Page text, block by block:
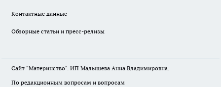
Контактные данные
Обзорные статьи и пресс-релизы
Сайт "Материнство". ИП Малышева Анна Владимировна.
По редакционным вопросам и вопросам